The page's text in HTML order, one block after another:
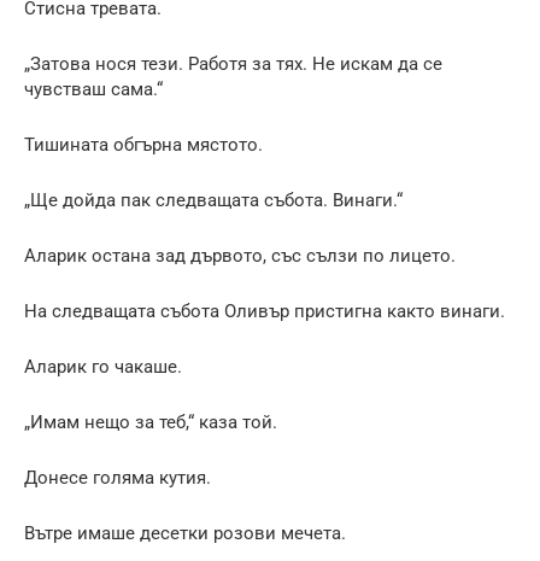
Стисна тревата.
„Затова нося тези. Работя за тях. Не искам да се
чувстваш сама.“
Тишината обгърна мястото.
„Ще дойда пак следващата събота. Винаги.“
Аларик остана зад дървото, със сълзи по лицето.
На следващата събота Оливър пристигна както винаги.
Аларик го чакаше.
„Имам нещо за теб,“ каза той.
Донесе голяма кутия.
Вътре имаше десетки розови мечета.